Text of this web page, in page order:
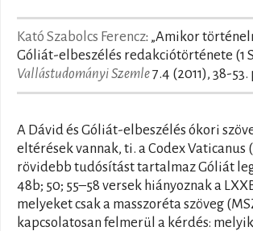
Kató Szabolcs Ferencz: „Amikor
Góliát-elbeszélés redakciótörténete (1
Vallástudományi Szemle7.4 (2011), 38-53.
A Dávid és Góliát-elbeszélés ókori
eltérések vannak, ti. a Codex Vaticanus
rövidebb tudósítást tartalmaz Góliát
48b; 50; 55–58 versek hiányoznak a
melyeket csak a masszoréta szöveg
kapcsolatosan felmerül a kérdés: